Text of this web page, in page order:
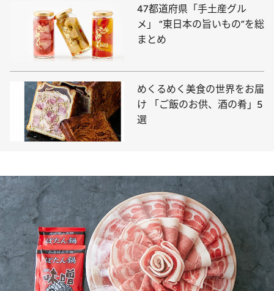
47都道府県「手土産グル
メ」 “東日本の旨いもの”を総
まとめ
めくるめく美食の世界をお届
け 「ご飯のお供、酒の肴」5
選